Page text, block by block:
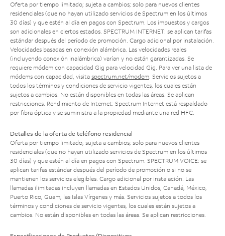
Oferta por tiempo limitado; sujeta a cambios; solo para nuevos clientes
residenciales (que no hayan utilizado servicios de Spectrum en los últimos
30 días) y que estén al día en pagos con Spectrum. Los impuestos y cargos
son adicionales en ciertos estados. SPECTRUM INTERNET: se aplican tarifas
estándar después del período de promoción. Cargo adicional por instalación.
Velocidades basadas en conexión alámbrica. Las velocidades reales
(incluyendo conexión inalámbrica) varían y no están garantizadas. Se
requiere módem con capacidad Gig para velocidad Gig. Para ver una lista de
módems con capacidad, visita spectrum.net/modem. Servicios sujetos a
todos los términos y condiciones de servicio vigentes, los cuales están
sujetos a cambios. No están disponibles en todas las áreas. Se aplican
restricciones. Rendimiento de Internet: Spectrum Internet está respaldado
por fibra óptica y se suministra a la propiedad mediante una red HFC.
Detalles de la oferta de teléfono residencial
Oferta por tiempo limitado; sujeta a cambios; solo para nuevos clientes
residenciales (que no hayan utilizado servicios de Spectrum en los últimos
30 días) y que estén al día en pagos con Spectrum. SPECTRUM VOICE: se
aplican tarifas estándar después del período de promoción o si no se
mantienen los servicios elegibles. Cargo adicional por instalación. Las
llamadas ilimitadas incluyen llamadas en Estados Unidos, Canadá, México,
Puerto Rico, Guam, las Islas Vírgenes y más. Servicios sujetos a todos los
términos y condiciones de servicio vigentes, los cuales están sujetos a
cambios. No están disponibles en todas las áreas. Se aplican restricciones.